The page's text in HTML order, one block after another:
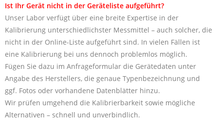
Ist Ihr Gerät nicht in der Geräteliste aufgeführt?
Unser Labor verfügt über eine breite Expertise in der
Kalibrierung unterschiedlichster Messmittel – auch solcher, die
nicht in der Online-Liste aufgeführt sind. In vielen Fällen ist
eine Kalibrierung bei uns dennoch problemlos möglich.
Fügen Sie dazu im Anfrageformular die Gerätedaten unter
Angabe des Herstellers, die genaue Typenbezeichnung und
ggf. Fotos oder vorhandene Datenblätter hinzu.
Wir prüfen umgehend die Kalibrierbarkeit sowie mögliche
Alternativen – schnell und unverbindlich.